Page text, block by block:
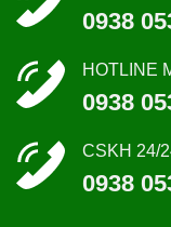
0938
HOTLINE
0938
CSKH 24/
0938